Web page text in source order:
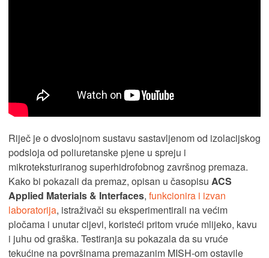
Riječ je o dvoslojnom sustavu sastavljenom od izolacijskog
podsloja od poliuretanske pjene u spreju i
mikroteksturiranog superhidrofobnog završnog premaza.
Kako bi pokazali da premaz, opisan u časopisu ACS
Applied Materials & Interfaces, funkcionira i izvan
laboratorija, istraživači su eksperimentirali na većim
pločama i unutar cijevi, koristeći pritom vruće mlijeko, kavu
i juhu od graška. Testiranja su pokazala da su vruće
tekućine na površinama premazanim MISH-om ostavile